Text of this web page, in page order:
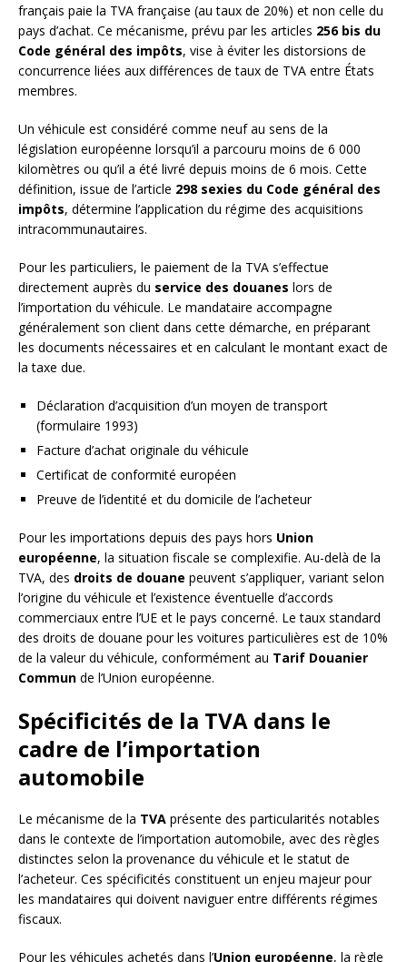
français paie la TVA française (au taux de 20%) et non celle du
pays d’achat. Ce mécanisme, prévu par les articles 256 bis du
Code général des impôts, vise à éviter les distorsions de
concurrence liées aux différences de taux de TVA entre États
membres.
Un véhicule est considéré comme neuf au sens de la
législation européenne lorsqu’il a parcouru moins de 6 000
kilomètres ou qu’il a été livré depuis moins de 6 mois. Cette
définition, issue de l’article 298 sexies du Code général des
impôts, détermine l’application du régime des acquisitions
intracommunautaires.
Pour les particuliers, le paiement de la TVA s’effectue
directement auprès du service des douanes lors de
l’importation du véhicule. Le mandataire accompagne
généralement son client dans cette démarche, en préparant
les documents nécessaires et en calculant le montant exact de
la taxe due.
Déclaration d’acquisition d’un moyen de transport
(formulaire 1993)
Facture d’achat originale du véhicule
Certificat de conformité européen
Preuve de l’identité et du domicile de l’acheteur
Pour les importations depuis des pays hors Union
européenne, la situation fiscale se complexifie. Au-delà de la
TVA, des droits de douane peuvent s’appliquer, variant selon
l’origine du véhicule et l’existence éventuelle d’accords
commerciaux entre l’UE et le pays concerné. Le taux standard
des droits de douane pour les voitures particulières est de 10%
de la valeur du véhicule, conformément au Tarif Douanier
Commun de l’Union européenne.
Spécificités de la TVA dans le
cadre de l’importation
automobile
Le mécanisme de la TVA présente des particularités notables
dans le contexte de l’importation automobile, avec des règles
distinctes selon la provenance du véhicule et le statut de
l’acheteur. Ces spécificités constituent un enjeu majeur pour
les mandataires qui doivent naviguer entre différents régimes
fiscaux.
Pour les véhicules achetés dans l’Union européenne, la règle